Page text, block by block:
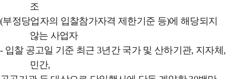
조
(부정당업자의 입찰참가자격 제한기준 등)에 해당되지
않는 사업자
- 입찰 공고일 기준 최근 3년간 국가 및 산하기관, 지자체,
민간,